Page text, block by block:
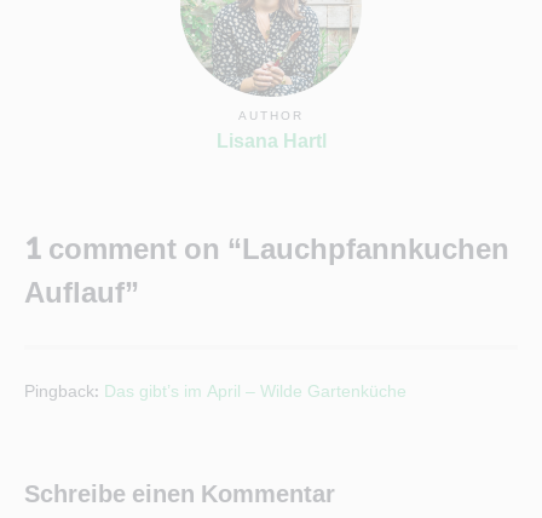
AUTHOR
Lisana Hartl
1 comment on “Lauchpfannkuchen
Auflauf”
Pingback: Das gibt’s im April – Wilde Gartenküche
Schreibe einen Kommentar